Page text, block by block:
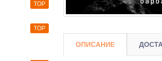
TOP
TOP
ОПИСАНИЕ